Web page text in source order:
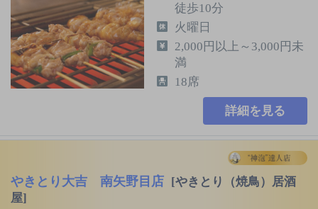
徒歩10分
火曜日
2,000円以上～3,000円未
満
18席
詳細を見る
やきとり大吉 南矢野目店 [やきとり（焼鳥）居酒
屋]